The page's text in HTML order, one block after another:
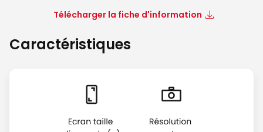
Télécharger la fiche d'information
Caractéristiques